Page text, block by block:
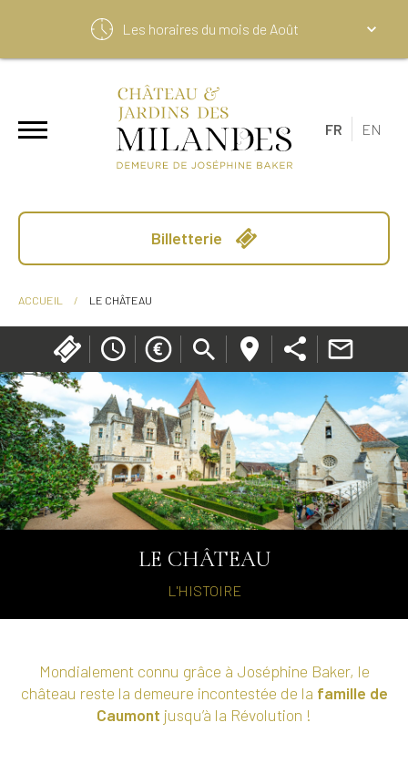
Les horaires du mois de Août
FR EN
Billetterie
ACCUEIL / LE CHÂTEAU
LE CHÂTEAU
L'HISTOIRE
Mondialement connu grâce à Joséphine Baker, le
château reste la demeure incontestée de la famille de
Caumont jusqu’à la Révolution !